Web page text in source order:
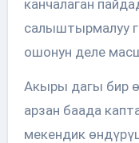
канчалаган
салыштырмалуу
ошонун деле
Акыры дагы бир
арзан баада
мекендик